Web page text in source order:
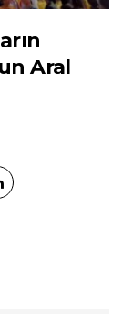
Aral